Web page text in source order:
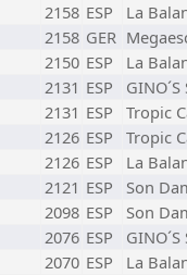
2158 ESP
La
2158 GER
2150 ESP
La
2131 ESP
2131 ESP
Tropic
2126 ESP
Tropic
2126 ESP
La
2121 ESP
Son
2098 ESP
Son
2076 ESP
2070 ESP
La